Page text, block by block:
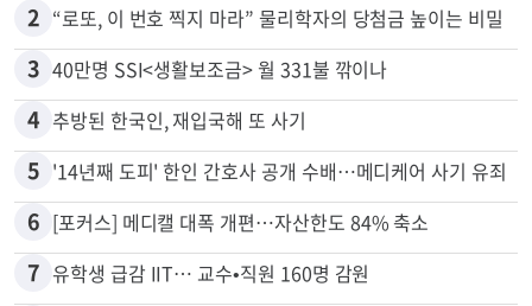
2 “로또, 이 번호 찍지 마라” 물리학자의 당첨금 높이는 비밀
3 40만명 SSI<생활보조금> 월 331불 깎이나
4 추방된 한국인, 재입국해 또 사기
5 '14년째 도피' 한인 간호사 공개 수배…메디케어 사기 유죄
6 [포커스] 메디캘 대폭 개편…자산한도 84% 축소
7 유학생 급감 IIT… 교수•직원 160명 감원